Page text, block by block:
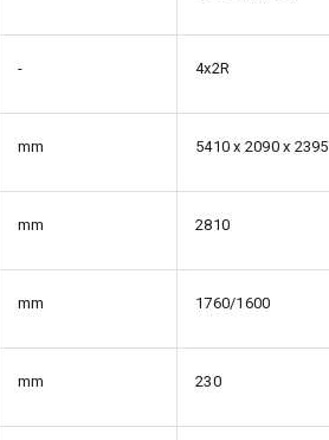
- 4x2R
mm 5410 x 2090 x 2395
mm 2810
mm 1760/1600
mm 230